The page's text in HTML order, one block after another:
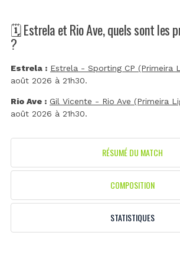
🗓️ Estrela et Rio Ave, quels sont les
?
Estrela : Estrela - Sporting CP (Primeira
août 2026 à 21h30.
Rio Ave : Gil Vicente - Rio Ave (Primeira
août 2026 à 21h30.
RÉSUMÉ DU MATCH
COMPOSITION
STATISTIQUES